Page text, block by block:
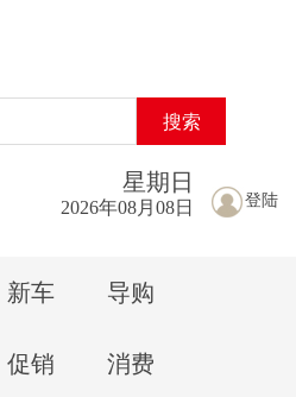
搜索
登陆
星期 日
2026年08月08日
新车 导购
促销 消费